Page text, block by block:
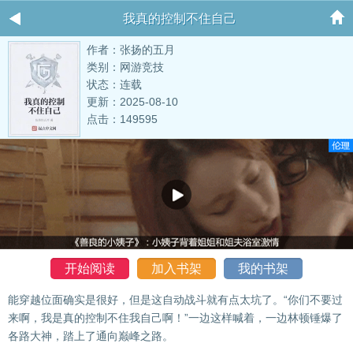
我真的控制不住自己
作者：张扬的五月
类别：网游竞技
状态：连载
更新：2025-08-10
点击：149595
开始阅读 加入书架 我的书架
能穿越位面确实是很好，但是这自动战斗就有点太坑了。“你们不要过
来啊，我是真的控制不住我自己啊！”一边这样喊着，一边林顿锤爆了
各路大神，踏上了通向巅峰之路。